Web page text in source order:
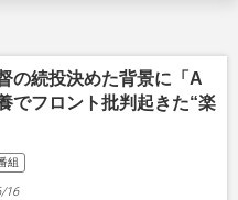
の続投決めた背景に「A
でフロント批判起きた“楽
組
16